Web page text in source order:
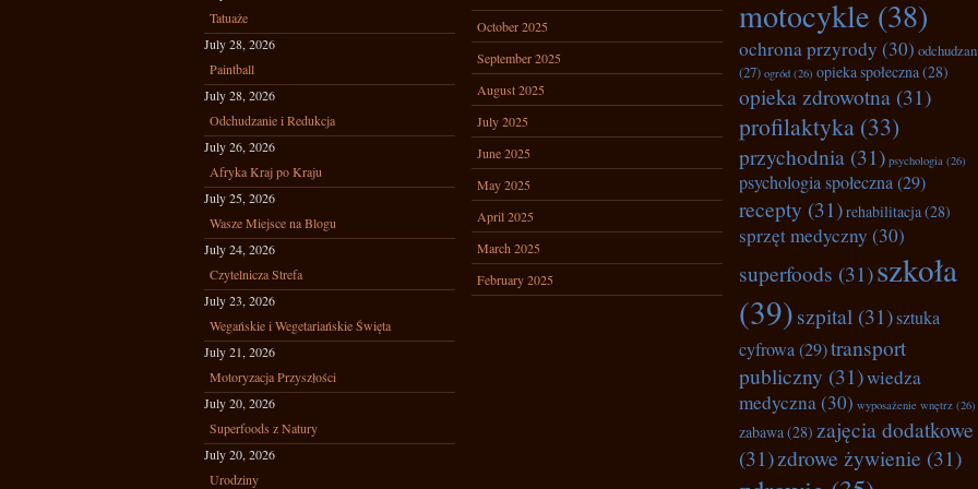
Tatuaże
July 28, 2026
Paintball
July 28, 2026
Odchudzanie i Redukcja
July 26, 2026
Afryka Kraj po Kraju
July 25, 2026
Wasze Miejsce na Blogu
July 24, 2026
Czytelnicza Strefa
July 23, 2026
Wegańskie i Wegetariańskie Święta
July 21, 2026
Motoryzacja Przyszłości
July 20, 2026
Superfoods z Natury
July 20, 2026
Urodziny
October 2025
September 2025
August 2025
July 2025
June 2025
May 2025
April 2025
March 2025
February 2025
motocykle (38)
ochrona przyrody (30)
(27) ogród (26) opieka społeczna(28)
opieka zdrowotna (31)
profilaktyka (33)
przychodnia (31) psychologia (26)
psychologia społeczna(29)
recepty (31)rehabilitacja(28)
sprzęt medyczny (30)
superfoods (31)szkoła
(39)szpital (31)sztuka
cyfrowa(29)transport
publiczny (31)wiedza
medyczna(30) wyposażenie wnętrz (26)
zabawa(28) zajęcia dodatkowe
(31)zdrowe żywienie (31)